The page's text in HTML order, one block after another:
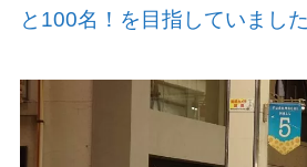
と 100名！を目指していました